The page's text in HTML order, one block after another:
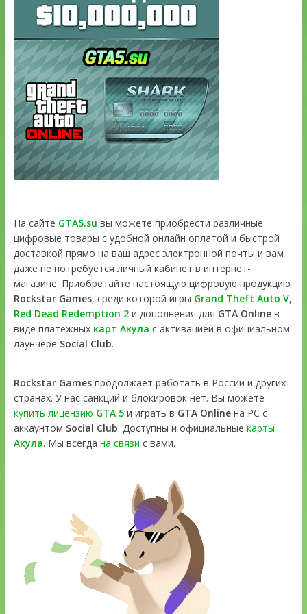
На сайте GTA5.su вы можете приобрести различные
цифровые товары с удобной онлайн оплатой и быстрой
доставкой прямо на ваш адрес электронной почты и вам
даже не потребуется личный кабинет в интернет-
магазине. Приобретайте настоящую цифровую продукцию
Rockstar Games, среди которой игры Grand Theft Auto V,
Red Dead Redemption 2и дополнения для GTA Onlineв
виде платёжных карт Акула с активацией в официальном
лаунчере Social Club.
Rockstar Gamesпродолжает работать в России и других
странах. У нас санкций и блокировок нет. Вы можете
купить лицензию GTA 5и играть в GTA Onlineна PC с
аккаунтом Social Club. Доступны и официальные карты
Акула. Мы всегда на связи с вами.